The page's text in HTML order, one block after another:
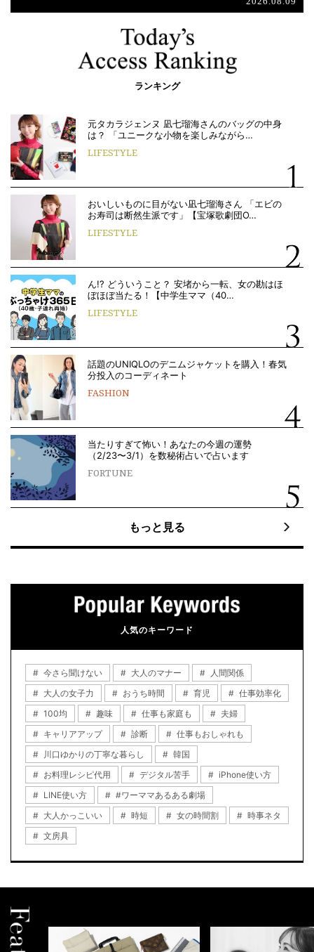
ランキング
元タカラジェンヌ 凪七瑠海さんのバッグの中身
は？ 「ユニークな小物を楽しみながら…
LIFESTYLE
おいしいものに目がない凪七瑠海さん 「エビの
お寿司は断然生派です」【宝塚歌劇団O…
LIFESTYLE
ん!? どういうこと？ 安堵から一転、女の勘はほ
ぼほぼ当たる！【中学生ママ（40…
LIFESTYLE
話題のUNIQLOのデニムジャケットを購入！春気
分投入のコーディネート
FASHION
当たりすぎて怖い！あなたの今週の運勢
（2/23〜3/1）を数秘術占いで占います
FORTUNE
もっと見る
人気のキーワード
今さら聞けない 大人のマナー
人間関係
大人の女子力
おうち時間 育児
仕事効率化
100均
趣味 仕事も家庭も
夫婦
キャリアアップ
診断
仕事もおしゃれも
川口ゆかりの丁寧な暮らし
韓国
お料理レシピ代用
デジタル苦手
iPhone使い方
LINE使い方
#ワーママあるある劇場
大人かっこいい
時短 女の時間割
時事ネタ
文房具